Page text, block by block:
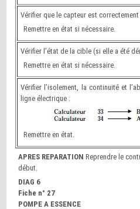
Vérifier que le capteur est
Remettre en état si nécessaire.
Vérifier l’état de la cible (si elle a été
Remettre en état si nécessaire.
Vérifier l’isolement, la continuité et
ligne électrique :
Remettre en état.
APRES REPARATIONReprendre le
début.
DIAG 6
Fiche n° 27
POMPE A ESSENCE